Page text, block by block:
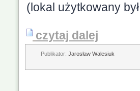
(lokal użytkowany
czytaj dalej
Publikator: Jarosław Walesiuk